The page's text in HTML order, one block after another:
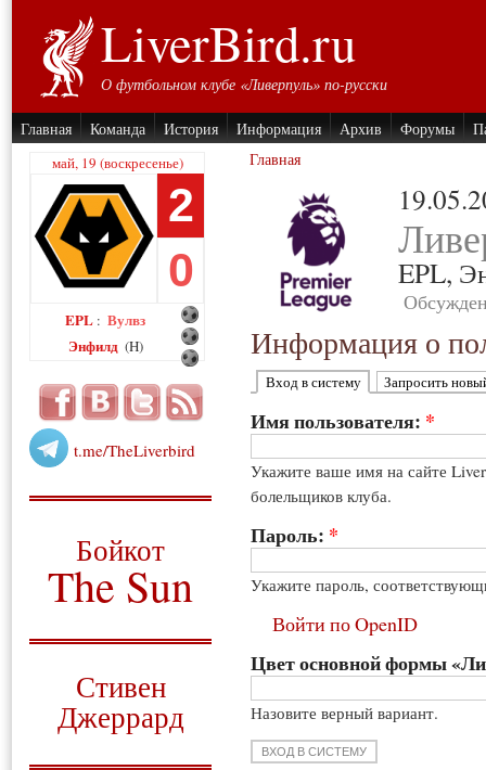
LiverBird.ru
О футбольном клубе «Ливерпуль» по-русски
Главная Команда История Информация Архив Форумы
май, 19 (воскресенье)
2
0
EPL : Вулвз
Энфилд (H)
t.me/TheLiverbird
Бойкот
The Sun
Стивен
Джеррард
Главная
EPL,
Информация о
Вход в систему Запросить
Имя пользователя: *
Укажите ваше имя на сайте
болельщиков клуба.
Пароль: *
Укажите пароль,
Войти по OpenID
Цвет основной формы
Назовите верный вариант.